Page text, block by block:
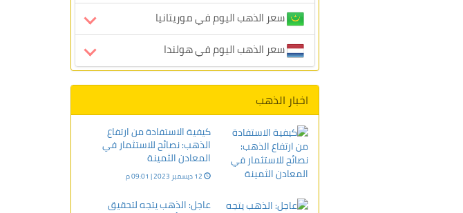
سعر الذهب اليوم في موريتانيا
سعر الذهب اليوم في هولندا
اخبار الذهب
كيفية الاستفادة من ارتفاع
الذهب: نصائح للاستثمار في
المعادن الثمينة
12 ديسمبر 2023 | 09:01 م
عاجل: الذهب يتجه لتحقيق